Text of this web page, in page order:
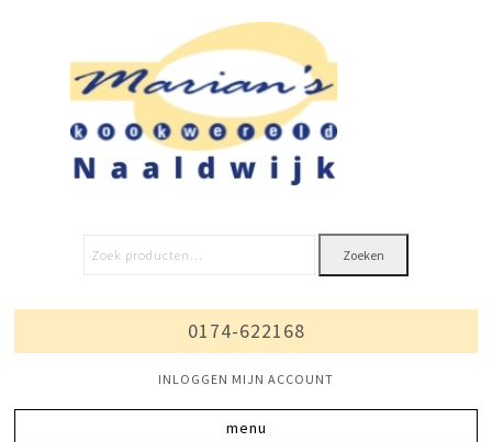
Zoeken
0174-622168
INLOGGEN MIJN ACCOUNT